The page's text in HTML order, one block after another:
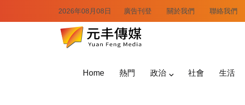
2026年08月08日 廣告刊登 關於我們 聯絡我們
Home 熱門 政治 社會 生活